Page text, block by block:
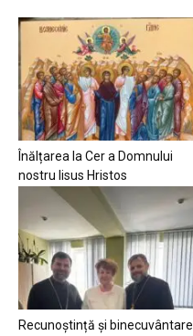
Înălțarea la Cer a Domnului
nostru Iisus Hristos
Recunoștință și binecuvântare